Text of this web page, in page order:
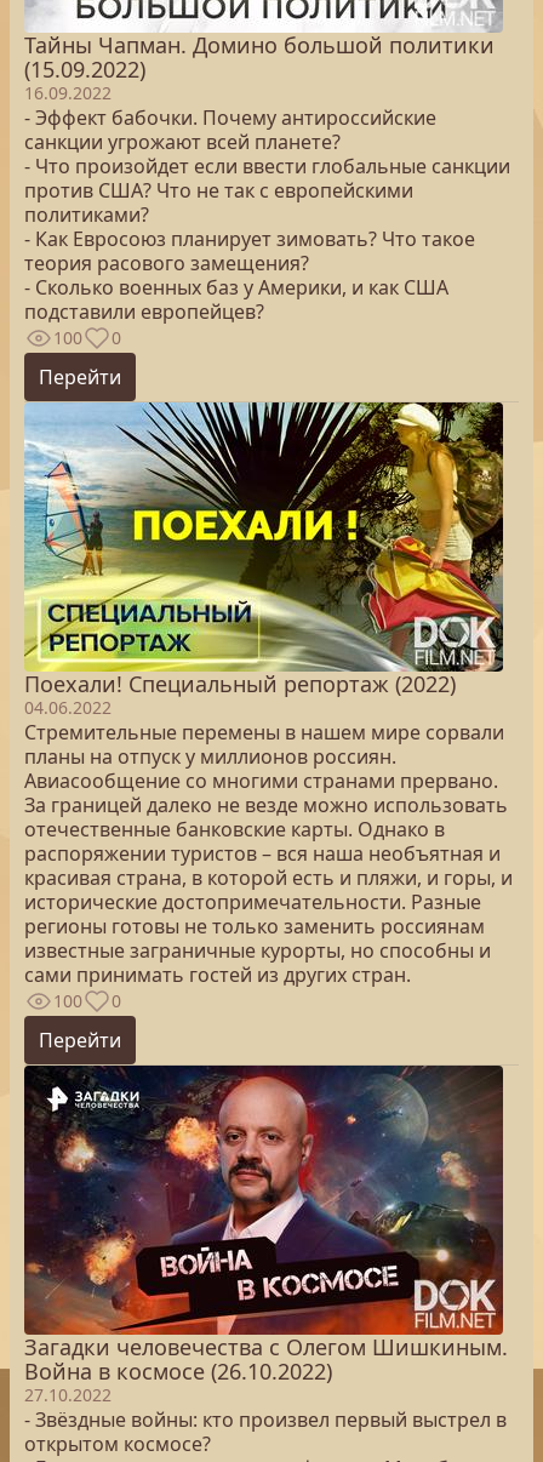
Тайны Чапман. Домино большой политики
(15.09.2022)
16.09.2022
- Эффект бабочки. Почему антироссийские
санкции угрожают всей планете?
- Что произойдет если ввести глобальные санкции
против США? Что не так с европейскими
политиками?
- Как Евросоюз планирует зимовать? Что такое
теория расового замещения?
- Сколько военных баз у Америки, и как США
подставили европейцев?
100 0
Перейти
Поехали! Специальный репортаж (2022)
04.06.2022
Стремительные перемены в нашем мире сорвали
планы на отпуск у миллионов россиян.
Авиасообщение со многими странами прервано.
За границей далеко не везде можно использовать
отечественные банковские карты. Однако в
распоряжении туристов – вся наша необъятная и
красивая страна, в которой есть и пляжи, и горы, и
исторические достопримечательности. Разные
регионы готовы не только заменить россиянам
известные заграничные курорты, но способны и
сами принимать гостей из других стран.
100 0
Перейти
Загадки человечества с Олегом Шишкиным.
Война в космосе (26.10.2022)
27.10.2022
- Звёздные войны: кто произвел первый выстрел в
открытом космосе?